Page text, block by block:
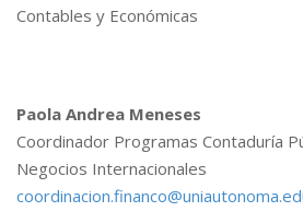
Contables y Económicas
Paola Andrea Meneses
Coordinador Programas Contaduría
Negocios Internacionales